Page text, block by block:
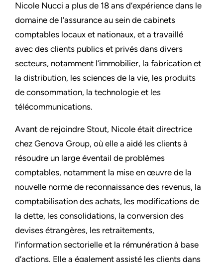
Nicole Nucci a plus de 18 ans d’expérience dans le
domaine de l’assurance au sein de cabinets
comptables locaux et nationaux, et a travaillé
avec des clients publics et privés dans divers
secteurs, notamment l’immobilier, la fabrication et
la distribution, les sciences de la vie, les produits
de consommation, la technologie et les
télécommunications.
Avant de rejoindre Stout, Nicole était directrice
chez Genova Group, où elle a aidé les clients à
résoudre un large éventail de problèmes
comptables, notamment la mise en œuvre de la
nouvelle norme de reconnaissance des revenus, la
comptabilisation des achats, les modifications de
la dette, les consolidations, la conversion des
devises étrangères, les retraitements,
l’information sectorielle et la rémunération à base
d’actions. Elle a également assisté les clients dans